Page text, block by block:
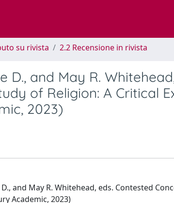
su rivista 2.2 Recensione in rivista
D., and May R.
of Religion: A Critical
2023)
and May R. Whitehead, eds. Contested
Academic, 2023)